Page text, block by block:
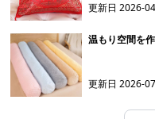
更新日2026-
温もり空間を
更新日2026-